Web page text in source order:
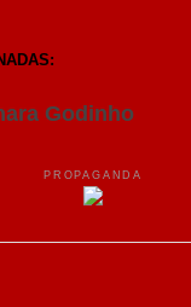
Godinho
PROPAGANDA